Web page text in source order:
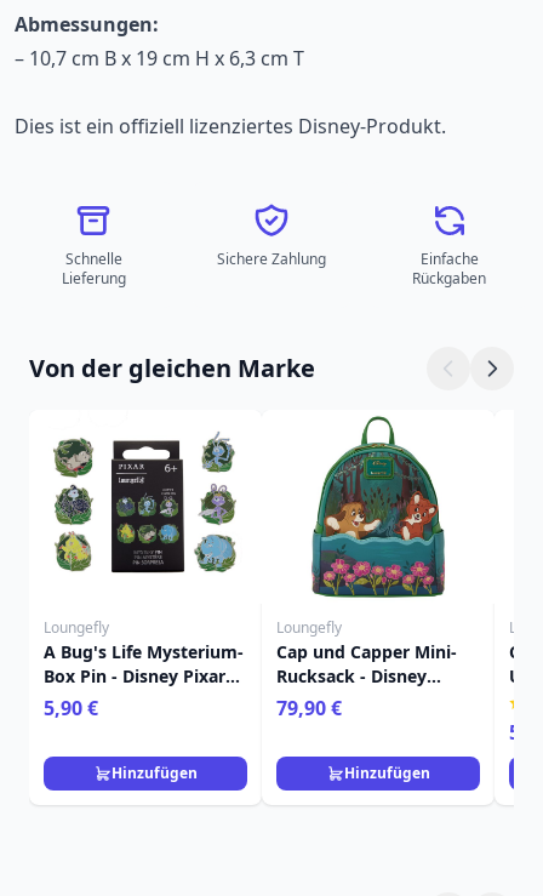
Abmessungen:
– 10,7 cm B x 19 cm H x 6,3 cm T
Dies ist ein offiziell lizenziertes Disney-Produkt.
Schnelle
Lieferung
Sichere Zahlung
Einfache
Rückgaben
Von der gleichen Marke
Loungefly
A Bug's Life Mysterium-
Box Pin - Disney Pixar
Loungefly
5,90 €
Hinzufügen
Loungefly
Cap und Capper Mini-
Rucksack - Disney
Loungefly
79,90 €
Hinzufügen